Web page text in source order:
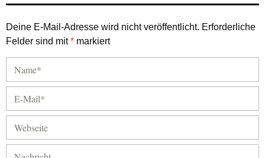
Deine E-Mail-Adresse wird nicht veröffentlicht. Erforderliche
Felder sind mit* markiert